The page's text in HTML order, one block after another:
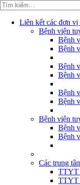
Liên kết các đơn vị
Bệnh viện
Bệnh
Bệnh
Bệnh
Bệnh
Bệnh
Bệnh
Bệnh viện
Bệnh
Bệnh
Các trung
TTYT
TTYT